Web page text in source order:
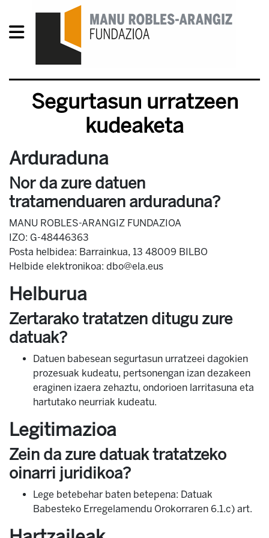
Segurtasun urratzeen
kudeaketa
Arduraduna
Nor da zure datuen
tratamenduaren arduraduna?
MANU ROBLES-ARANGIZ FUNDAZIOA
IZO: G-48446363
Posta helbidea: Barrainkua, 13 48009 BILBO
Helbide elektronikoa: dbo@ela.eus
Helburua
Zertarako tratatzen ditugu zure
datuak?
Datuen babesean segurtasun urratzeei dagokien
prozesuak kudeatu, pertsonengan izan dezakeen
eraginen izaera zehaztu, ondorioen larritasuna eta
hartutako neurriak kudeatu.
Legitimazioa
Zein da zure datuak tratatzeko
oinarri juridikoa?
Lege betebehar baten betepena: Datuak
Babesteko Erregelamendu Orokorraren 6.1.c) art.